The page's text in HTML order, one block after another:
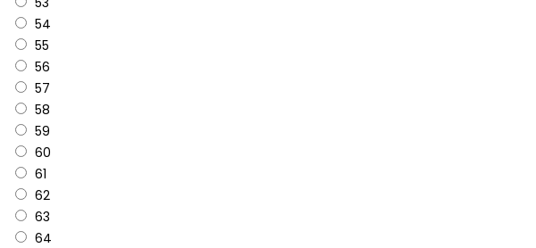
54
55
56
57
58
59
60
61
62
63
64